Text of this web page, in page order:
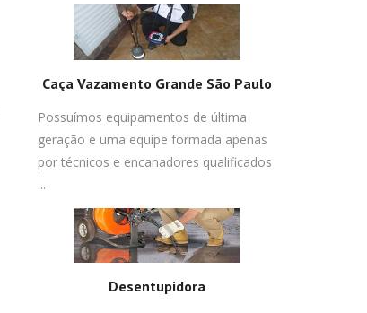
Caça Vazamento Grande São Paulo
Possuímos equipamentos de última
geração e uma equipe formada apenas
por técnicos e encanadores qualificados
...
Desentupidora